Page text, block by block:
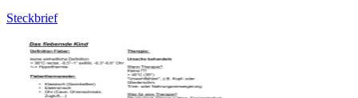
Steckbrief